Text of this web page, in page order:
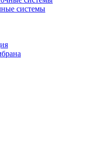
системы